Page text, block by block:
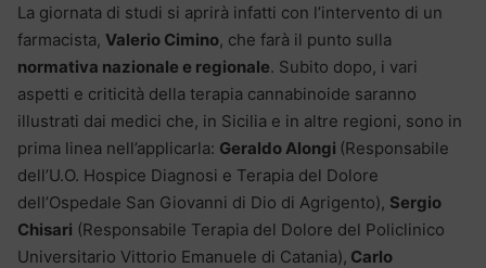
La giornata di studi si aprirà infatti con l’intervento di un
farmacista, Valerio Cimino, che farà il punto sulla
normativa nazionale e regionale. Subito dopo, i vari
aspetti e criticità della terapia cannabinoide saranno
illustrati dai medici che, in Sicilia e in altre regioni, sono in
prima linea nell’applicarla: Geraldo Alongi (Responsabile
dell’U.O. Hospice Diagnosi e Terapia del Dolore
dell’Ospedale San Giovanni di Dio di Agrigento), Sergio
Chisari (Responsabile Terapia del Dolore del Policlinico
Universitario Vittorio Emanuele di Catania), Carlo